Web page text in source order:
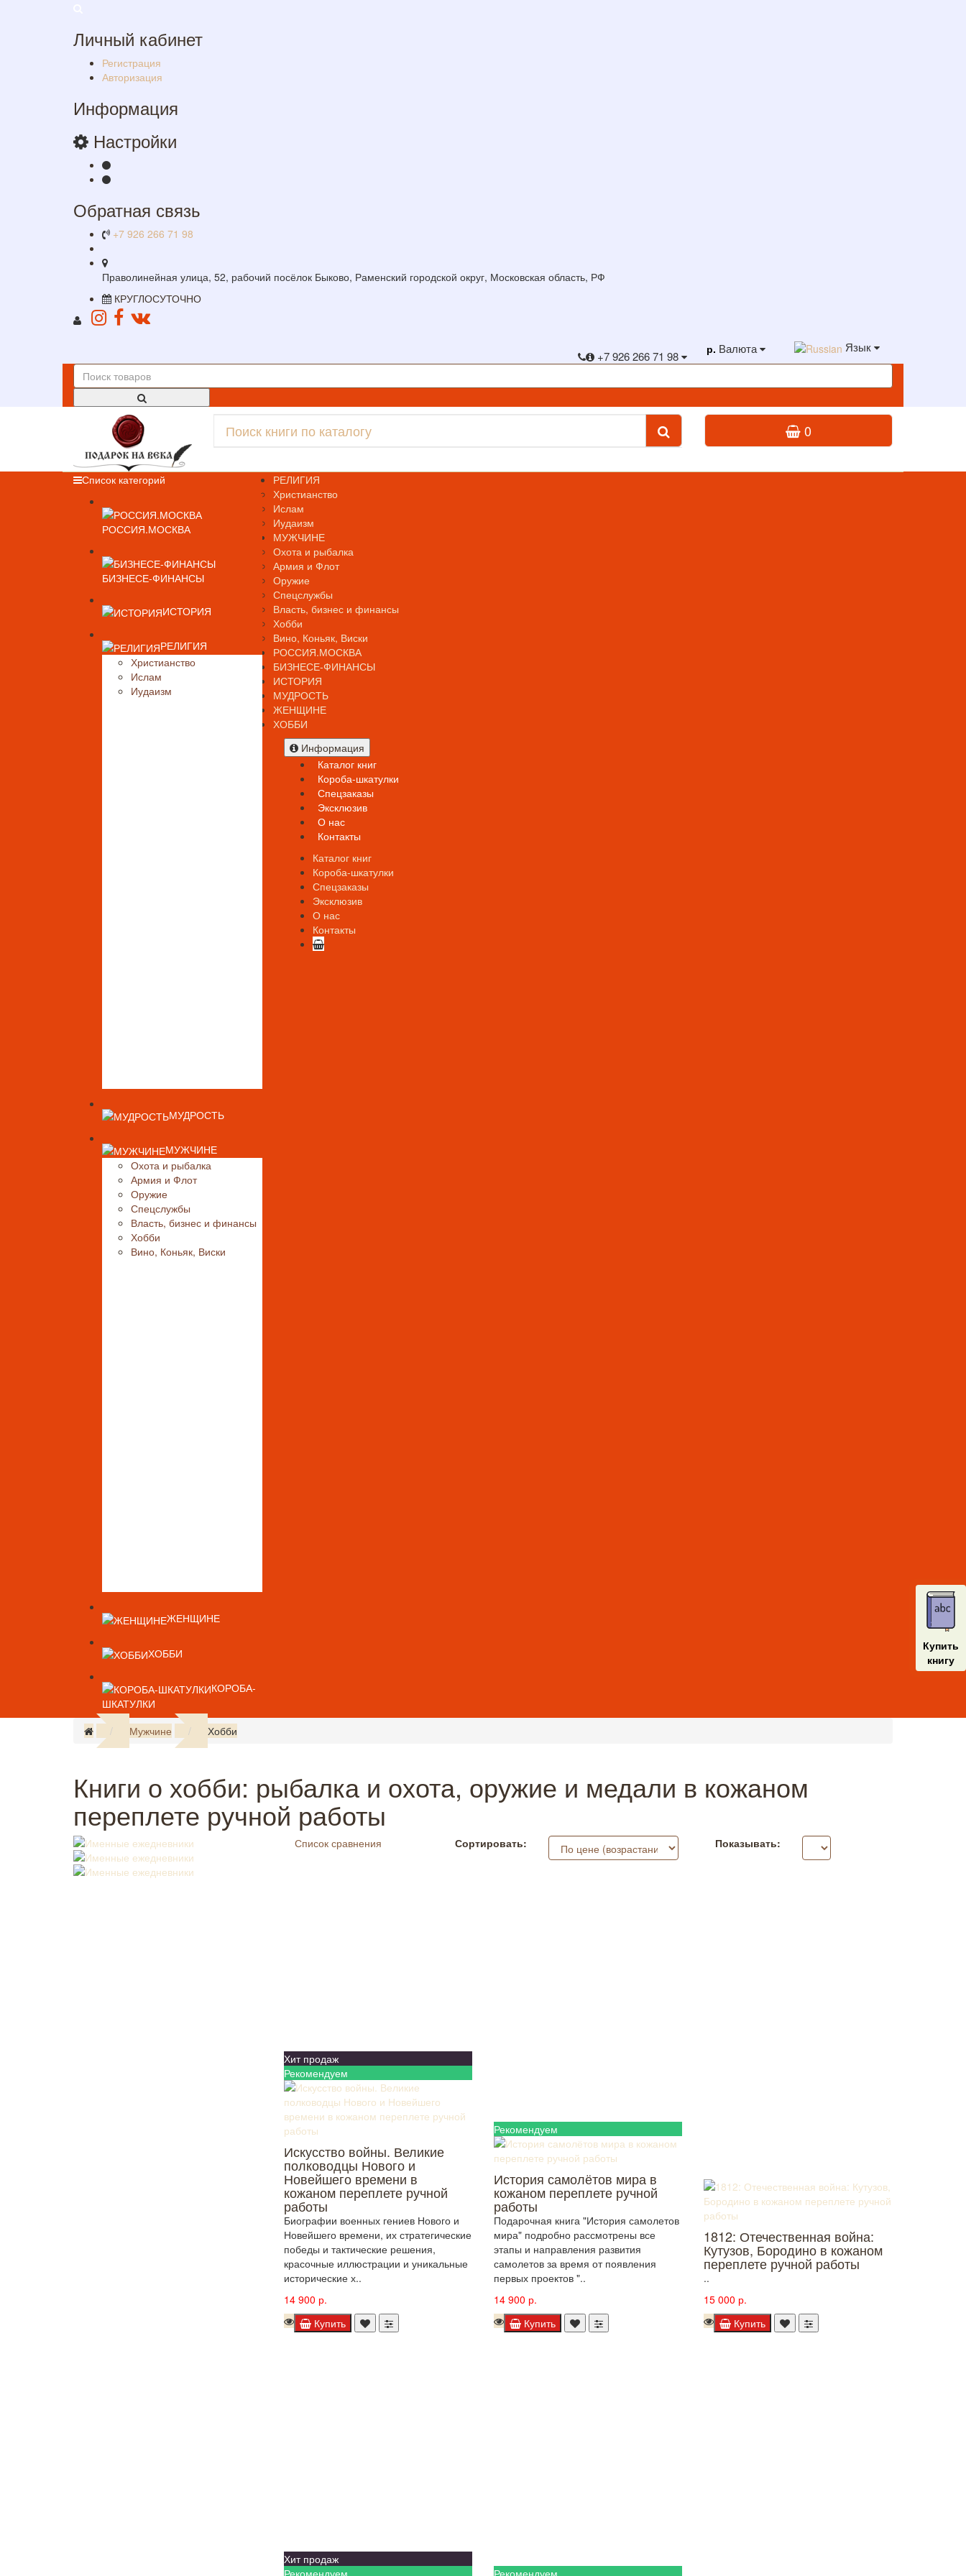
Личный кабинет
Регистрация
Авторизация
Информация
Настройки
Обратная связь
+7 926 266 71 98
Праволинейная улица, 52, рабочий посёлок Быково, Раменский городской округ, Московская область, РФ
КРУГЛОСУТОЧНО
+7 926 266 71 98 р. Валюта Язык
0
Список категорий
РОССИЯ.МОСКВА
БИЗНЕСЕ-ФИНАНСЫ
ИСТОРИЯ
РЕЛИГИЯ
Христианство
Ислам
Иудаизм
МУДРОСТЬ
МУЖЧИНЕ
Охота и рыбалка
Армия и Флот
Оружие
Спецслужбы
Власть, бизнес и финансы
Хобби
Вино, Коньяк, Виски
ЖЕНЩИНЕ
ХОББИ
КОРОБА-
ШКАТУЛКИ
РЕЛИГИЯ
Христианство
Ислам
Иудаизм
МУЖЧИНЕ
Охота и рыбалка
Армия и Флот
Оружие
Спецслужбы
Власть, бизнес и финансы
Хобби
Вино, Коньяк, Виски
РОССИЯ.МОСКВА
БИЗНЕСЕ-ФИНАНСЫ
ИСТОРИЯ
МУДРОСТЬ
ЖЕНЩИНЕ
ХОББИ
Информация
Каталог книг
Короба-шкатулки
Спецзаказы
Эксклюзив
О нас
Контакты
Каталог книг
Короба-шкатулки
Спецзаказы
Эксклюзив
О нас
Контакты
Мужчине Хобби
Книги о хобби: рыбалка и охота, оружие и медали в кожаном
переплете ручной работы
Список сравнения Сортировать: Показывать:
Хит продаж
Рекомендуем
Искусство войны. Великие
полководцы Нового и
Новейшего времени в
кожаном переплете ручной
работы
Биографии военных гениев Нового и
Новейшего времени, их стратегические
победы и тактические решения,
красочные иллюстрации и уникальные
исторические х..
14 900 р.
Купить
Рекомендуем
История самолётов мира в
кожаном переплете ручной
работы
Подарочная книга "История самолетов
мира" подробно рассмотрены все
этапы и направления развития
самолетов за время от появления
первых проектов "..
14 900 р.
Купить
1812: Отечественная война:
Кутузов, Бородино в кожаном
переплете ручной работы
..
15 000 р.
Купить
Хит продаж
Купить
книгу